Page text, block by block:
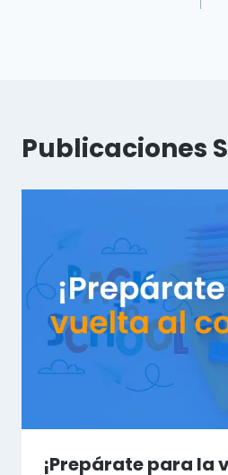
Publicaciones
¡Prepárate para la